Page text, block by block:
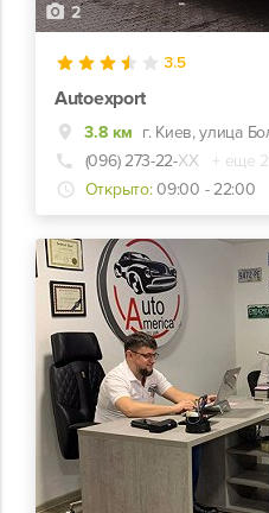
2
3.5
Autoexport
3.8 км
(096) 273-22-ХХ
+ еще 2
Открыто: 09:00 - 22:00